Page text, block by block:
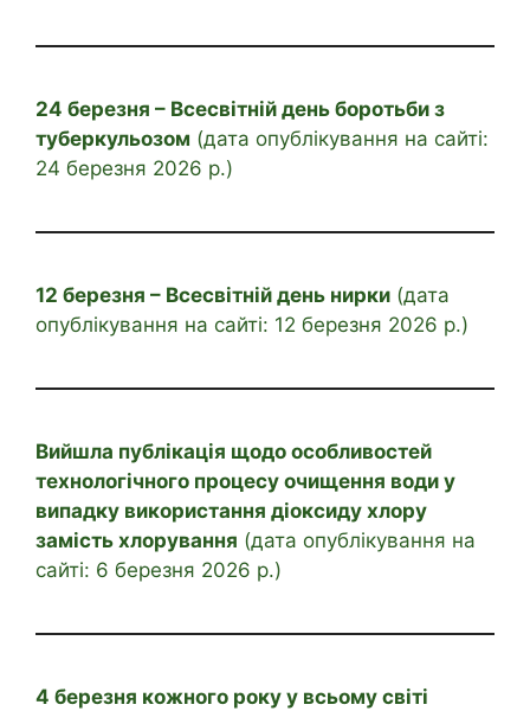
24 березня – Всесвітній день боротьби з
туберкульозом (дата опублікування на сайті:
24 березня 2026 р.)
12 березня – Всесвітній день нирки (дата
опублікування на сайті: 12 березня 2026 р.)
Вийшла публікація щодо особливостей
технологічного процесу очищення води у
випадку використання діоксиду хлору
замість хлорування (дата опублікування на
сайті: 6 березня 2026 р.)
4 березня кожного року у всьому світі